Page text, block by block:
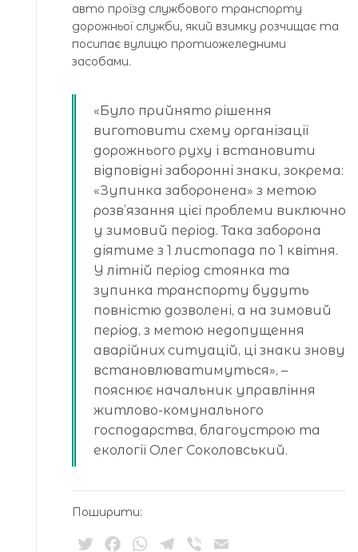
авто проїзд службового транспорту
дорожньої служби, який взимку розчищає та
посипає вулицю протиожеледними
засобами.
«Було прийнято рішення
виготовити схему організації
дорожнього руху і встановити
відповідні заборонні знаки, зокрема:
«Зупинка заборонена» з метою
розв’язання цієї проблеми виключно
у зимовий період. Така заборона
діятиме з 1 листопада по 1 квітня.
У літній період стоянка та
зупинка транспорту будуть
повністю дозволені, а на зимовий
період, з метою недопущення
аварійних ситуацій, ці знаки знову
встановлюватимуться», –
пояснює начальник управління
житлово-комунального
господарства, благоустрою та
екології Олег Соколовський.
Поширити:
TwitterFacebookWhatsApp
Telegram
Viber